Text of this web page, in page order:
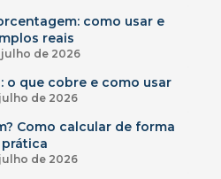
como usar e
reais
julho de 2026
o que cobre e como usar
de 2026
Como calcular de forma
prática
de 2026